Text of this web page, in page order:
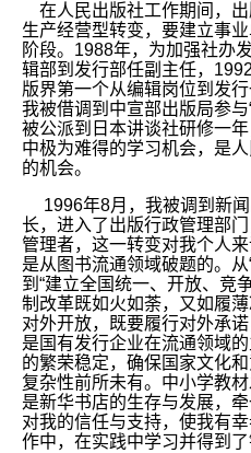
在人民出版社工作期间，
生产经营型转变，要建立事
阶段。1988年，为加强社办
辑部到发行部任副主任，
版界第一个从编辑岗位到发
我被借调到中宣部出版局参
被公派到日本讲谈社研修一
中极为难得的学习机会，是
的机会。
1996年8月，我被调到新闻
长，进入了出版行政管理部
管理者，这一转变对我个人
是从图书流通领域破题的。从
到“建立全国统一、开放、竞
制改革既如火如荼，又如履
对外开放，既要履行对外承
是国有发行企业在流通领域
的繁荣稳定，确保国家文化
复杂性前所未有。中小学教
是新华书店的生存与发展，
对我的信任与支持，使我有
作中，在实践中学习并得到了